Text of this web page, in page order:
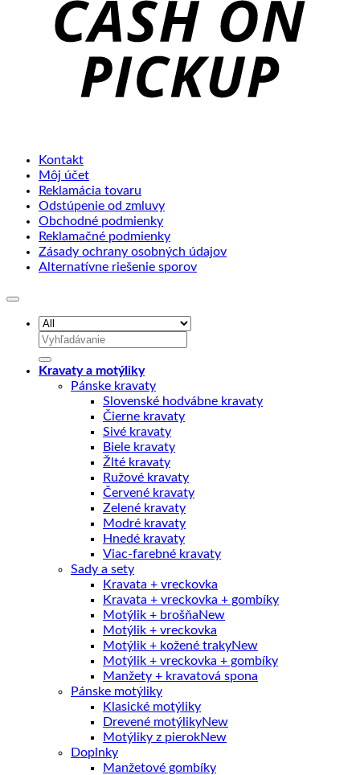
Kontakt
Môj účet
Reklamácia tovaru
Odstúpenie od zmluvy
Obchodné podmienky
Reklamačné podmienky
Zásady ochrany osobných údajov
Alternatívne riešenie sporov
Hľadať:
Kravaty a motýliky
Pánske kravaty
Slovenské hodvábne kravaty
Čierne kravaty
Sivé kravaty
Biele kravaty
Žlté kravaty
Ružové kravaty
Červené kravaty
Zelené kravaty
Modré kravaty
Hnedé kravaty
Viac-farebné kravaty
Sady a sety
Kravata + vreckovka
Kravata + vreckovka + gombíky
Motýlik + brošňa
Motýlik + vreckovka
Motýlik + kožené traky
Motýlik + vreckovka + gombíky
Manžety + kravatová spona
Pánske motýliky
Klasické motýliky
Drevené motýliky
Motýliky z pierok
Doplnky
Manžetové gombíky